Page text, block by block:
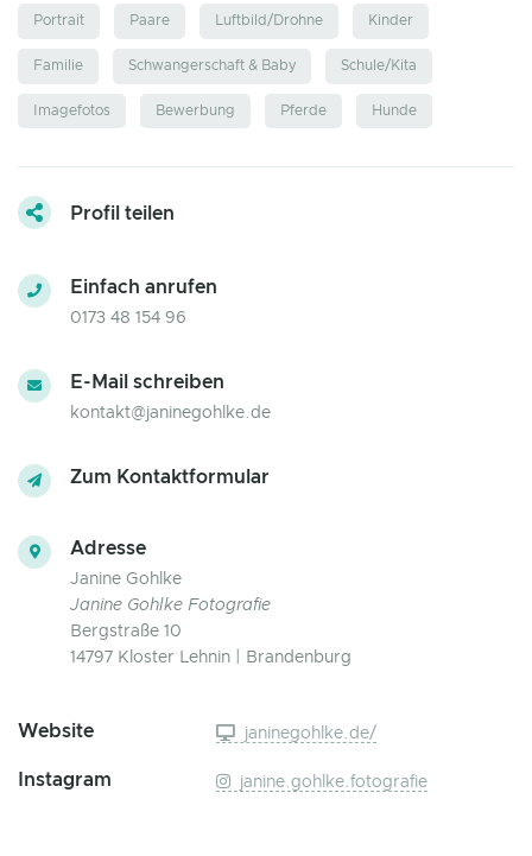
Portrait Paare Luftbild/Drohne Kinder
Familie Schwangerschaft & Baby Schule/Kita
Imagefotos Bewerbung Pferde Hunde
Profil teilen
Einfach anrufen
0173 48 154 96
E-Mail schreiben
kontakt@janinegohlke.de
Zum Kontaktformular
Adresse
Janine Gohlke
Janine Gohlke Fotografie
Bergstraße 10
14797 Kloster Lehnin | Brandenburg
Website janinegohlke.de/
Instagram janine.gohlke.fotografie